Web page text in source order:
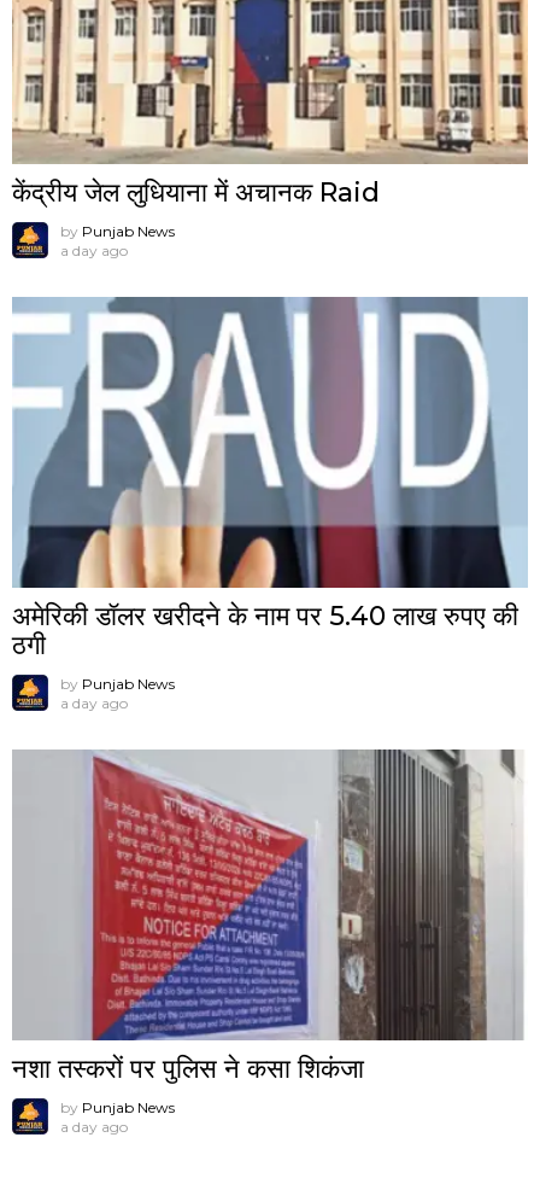
केंद्रीय जेल लुधियाना में अचानक Raid
by Punjab News
a day ago
अमेरिकी डॉलर खरीदने के नाम पर 5.40 लाख रुपए की
ठगी
by Punjab News
a day ago
नशा तस्करों पर पुलिस ने कसा शिकंजा
by Punjab News
a day ago